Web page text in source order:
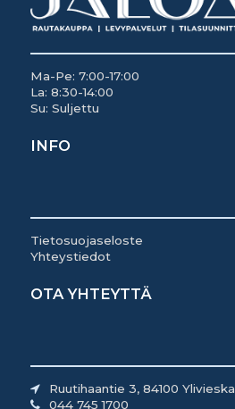
Ma-Pe: 7:00-17:00
La: 8:30-14:00
Su: Suljettu
INFO
Tietosuojaseloste
Yhteystiedot
OTA YHTEYTTÄ
Ruutihaantie 3, 84100 Ylivieska
044 745 1700